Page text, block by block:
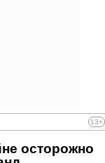
13+
осторожно